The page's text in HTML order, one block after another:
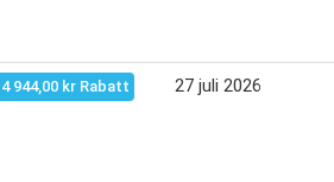
4 944,00 kr Rabatt 27 juli 2026